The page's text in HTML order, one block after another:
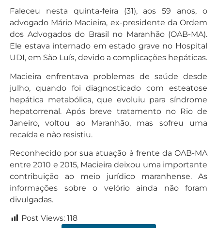
Faleceu nesta quinta-feira (31), aos 59 anos, o
advogado Mário Macieira, ex-presidente da Ordem
dos Advogados do Brasil no Maranhão (OAB-MA).
Ele estava internado em estado grave no Hospital
UDI, em São Luís, devido a complicações hepáticas.
Macieira enfrentava problemas de saúde desde
julho, quando foi diagnosticado com esteatose
hepática metabólica, que evoluiu para síndrome
hepatorrenal. Após breve tratamento no Rio de
Janeiro, voltou ao Maranhão, mas sofreu uma
recaída e não resistiu.
Reconhecido por sua atuação à frente da OAB-MA
entre 2010 e 2015, Macieira deixou uma importante
contribuição ao meio jurídico maranhense. As
informações sobre o velório ainda não foram
divulgadas.
Post Views: 118